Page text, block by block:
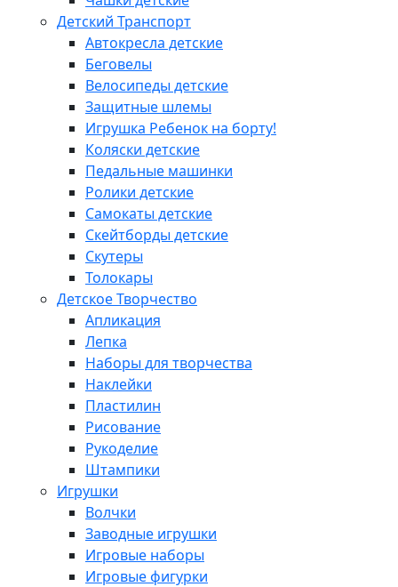
Детский Транспорт
Автокресла детские
Беговелы
Велосипеды детские
Защитные шлемы
Игрушка Ребенок на борту!
Коляски детские
Педальные машинки
Ролики детские
Самокаты детские
Скейтборды детские
Скутеры
Толокары
Детское Творчество
Апликация
Лепка
Наборы для творчества
Наклейки
Пластилин
Рисование
Рукоделие
Штампики
Игрушки
Волчки
Заводные игрушки
Игровые наборы
Игровые фигурки